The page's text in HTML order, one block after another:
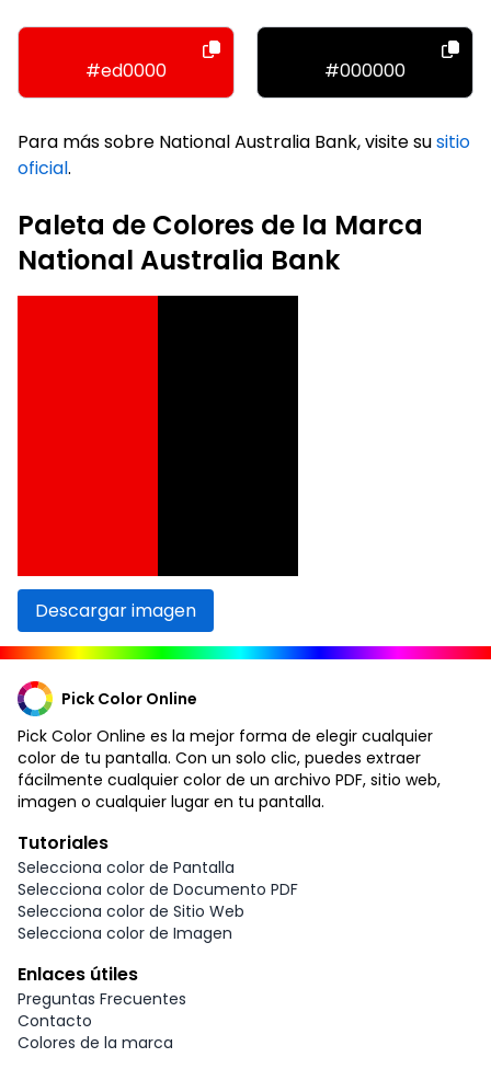
#ed0000 #000000
Para más sobre National Australia Bank, visite susitio
oficial.
Paleta de Colores de la Marca
National Australia Bank
Descargar imagen
Pick Color Online
Pick Color Online es la mejor forma de elegir cualquier
color de tu pantalla. Con un solo clic, puedes extraer
fácilmente cualquier color de un archivo PDF, sitio web,
imagen o cualquier lugar en tu pantalla.
Tutoriales
Selecciona color de Pantalla
Selecciona color de Documento PDF
Selecciona color de Sitio Web
Selecciona color de Imagen
Enlaces útiles
Preguntas Frecuentes
Contacto
Colores de la marca